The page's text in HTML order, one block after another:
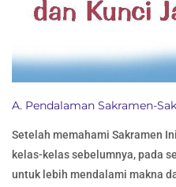
A. Pendalaman Sakramen-
Setelah memahami Sakramen
kelas-kelas sebelumnya, pada
untuk lebih mendalami makna